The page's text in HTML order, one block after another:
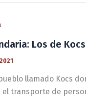
Los de
llamado Kocs
transporte de